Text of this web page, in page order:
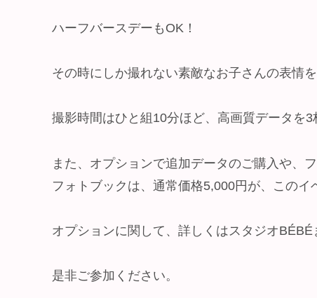
ハーフバースデーもOK！
その時にしか撮れない素敵なお子さんの表情
撮影時間はひと組10分ほど、高画質データを3
また、オプションで追加データのご購入や、
フォトブックは、通常価格5,000円が、このイ
オプションに関して、詳しくはスタジオBÉBÉ
是非ご参加ください。